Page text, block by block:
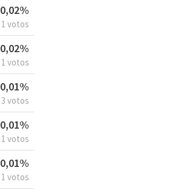
0,02%
1 votos
0,02%
1 votos
0,01%
3 votos
0,01%
1 votos
0,01%
1 votos